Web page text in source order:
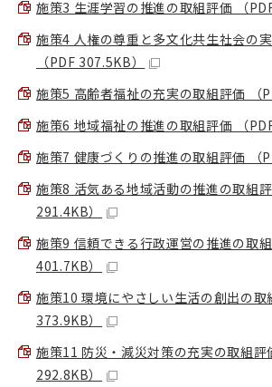
施策3 生涯学習の推進の取組評価 （
施策4 人権の尊重と多文化共生社会の
（PDF 307.5KB）
施策5 高齢者福祉の充実の取組評価 （
施策6 地域福祉の推進の取組評価 （
施策7 健康づくりの推進の取組評価 （
施策8 活気ある地域活動の推進の取組
291.4KB）
施策9 信頼できる行政運営の推進の取
401.7KB）
施策10 環境にやさしい生活の創出の取
373.9KB）
施策11 防災・減災対策の充実の取組評
292.8KB）